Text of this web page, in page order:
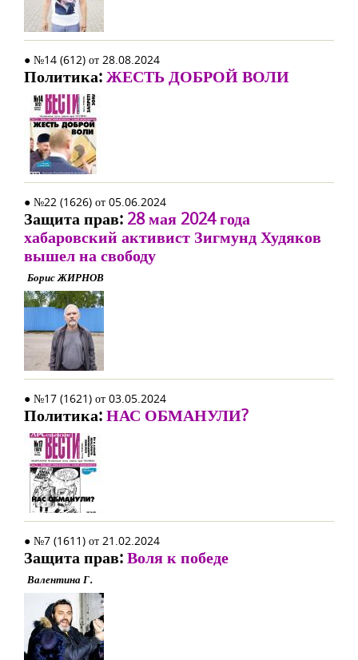
● №14 (612) от 28.08.2024
Политика:ЖЕСТЬ ДОБРОЙ ВОЛИ
● №22 (1626) от 05.06.2024
Защита прав: 28 мая 2024 года
хабаровский активист Зигмунд Худяков
вышел на свободу
Борис ЖИРНОВ
● №17 (1621) от 03.05.2024
Политика:НАС ОБМАНУЛИ?
● №7 (1611) от 21.02.2024
Защита прав:Воля к победе
Валентина Г.